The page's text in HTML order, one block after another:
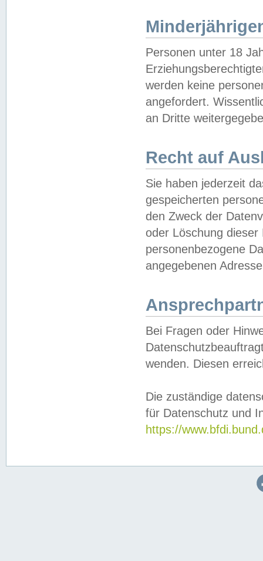
Personen unter 18
werden keine
angefordert.
an Dritte
Recht auf
Sie haben jederzeit
gespeicherten
den Zweck der
oder Löschung
personenbezogene
angegebenen
Bei Fragen oder
wenden. Diesen
Die zuständige
für Datenschutz und
https://